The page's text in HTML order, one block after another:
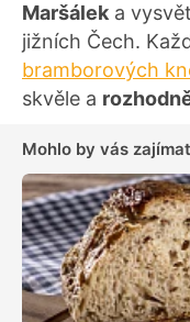
Maršálek a
jižních Čech.
bramborových
skvěle a
Mohlo by vás zajímat